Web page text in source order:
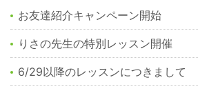
お友達紹介キャンペーン開始
りさの先生の特別レッスン開催
6/29以降のレッスンにつきまして